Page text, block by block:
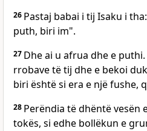
26 Pastaj babai i tij Isaku i
puth, biri im".
27 Dhe ai u afrua dhe e
rrobave të tij dhe e bekoi
biri është si era e një fushe,
28 Perëndia të dhëntë vesën
tokës, si edhe bollëkun e